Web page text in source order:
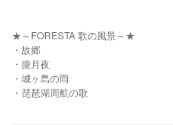
★～FORESTA 歌の風景～★
・故郷
・朧月夜
・城ヶ島の雨
・琵琶湖周航の歌